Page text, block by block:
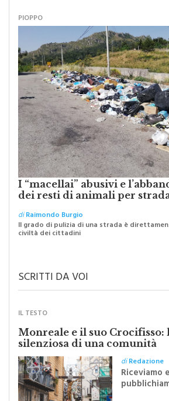
I “macellai” abusivi e
dei resti di animali per
diRaimondo Burgio
Il grado di pulizia di una strada è
civiltà dei cittadini
Monreale e il suo Crocifisso:
silenziosa di una comunità
diRedazione
Riceviamo
inviato